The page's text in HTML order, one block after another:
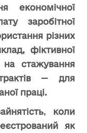
економічної
заробітної
різних
фіктивної
на стажування
— для
праці.
, коли
як